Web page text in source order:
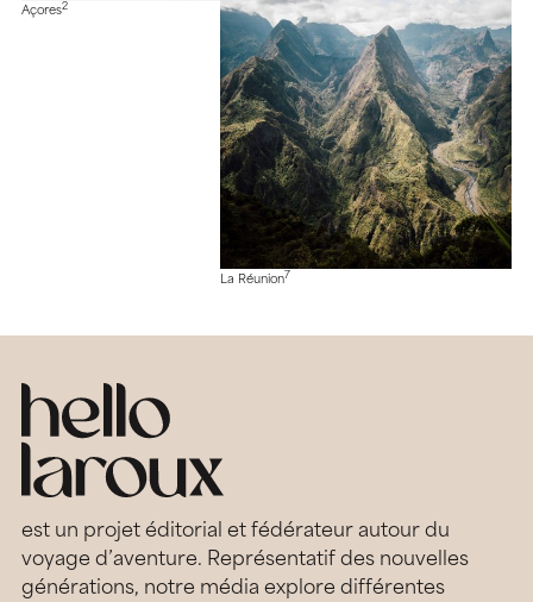
Açores2
La Réunion7
est un projet éditorial et fédérateur autour du
voyage d’aventure. Représentatif des nouvelles
générations, notre média explore différentes